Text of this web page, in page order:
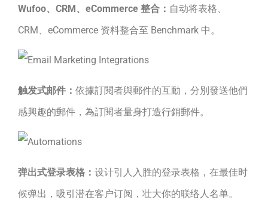
Wufoo、CRM、eCommerce 整合： 自动将表格、
CRM、eCommerce 资料整合至 Benchmark 中。
触发式邮件： 依據訂閱者與郵件的互動，分別發送他們
感興趣的郵件，為訂閱者量身打造行銷郵件。
弹出式登录表格： 设计引人入胜的登录表格，在最佳时
候弹出，吸引潜在客户订阅，壮大你的联络人名单。